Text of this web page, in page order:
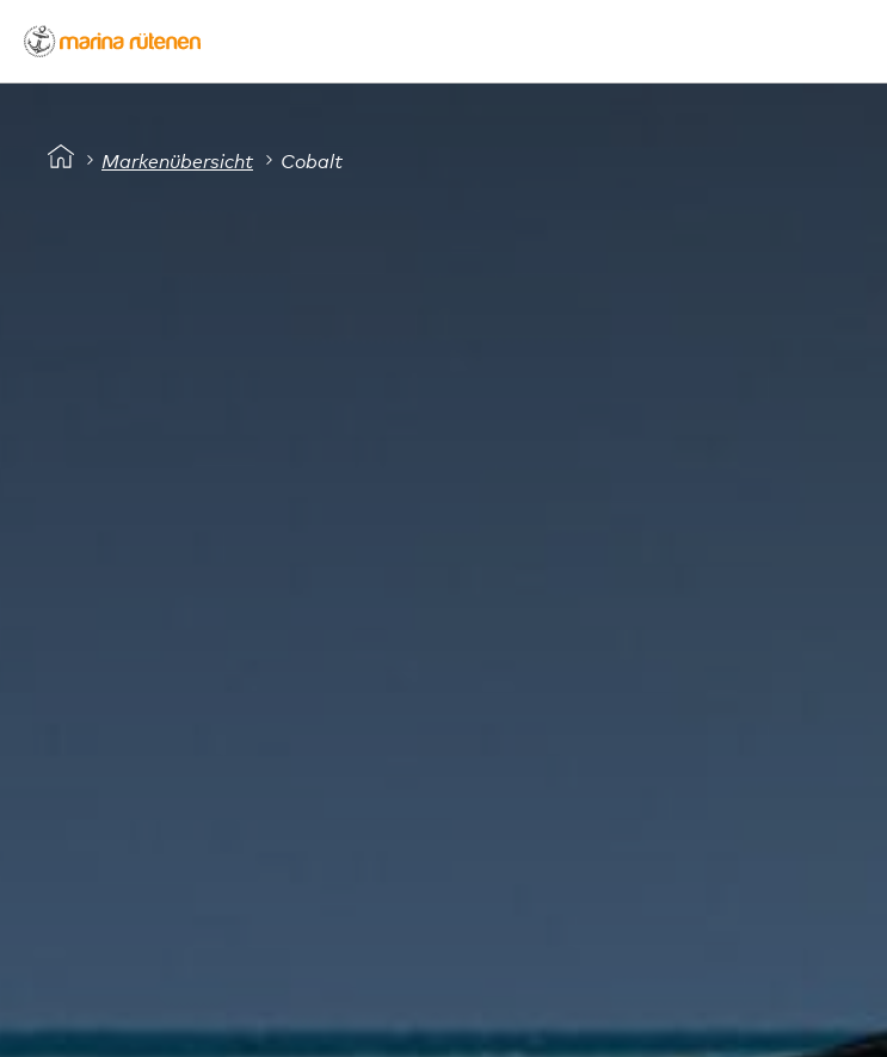
Startseite
Logo-marina-ruetenen
Herzog.ch
Markenübersicht Cobalt